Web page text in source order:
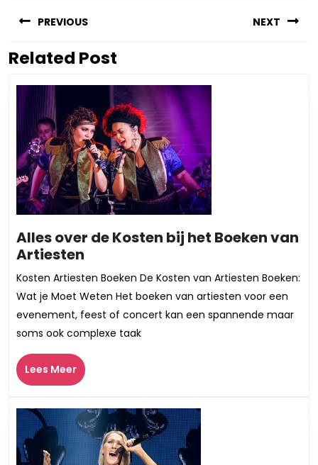
PREVIOUS
Vorig
NEXT
Related Post
Alles over de Kosten bij het Boeken van
Artiesten
over
de
Kosten
bij
het
van
Kosten Artiesten Boeken De Kosten van Artiesten Boeken:
Wat je Moet Weten Het boeken van artiesten voor een
evenement, feest of concert kan een spannende maar
soms ook complexe taak
Lees MeerLees
Meer